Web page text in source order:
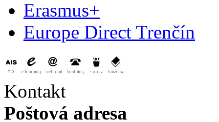
Erasmus+
Europe Direct Trenčín
Kontakt
Poštová adresa